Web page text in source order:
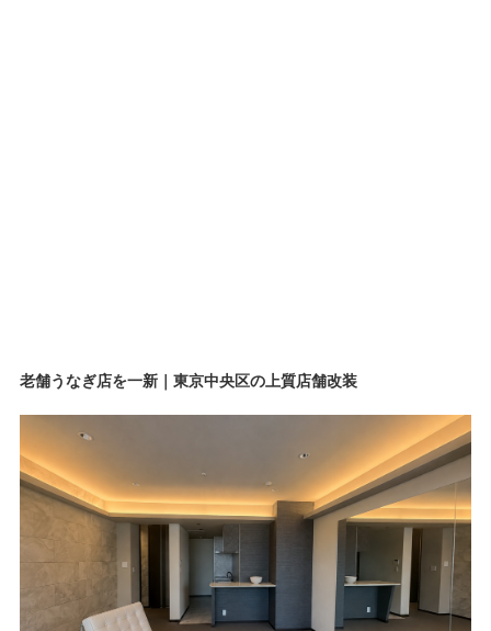
老舗うなぎ店を一新｜東京中央区の上質店舗改装